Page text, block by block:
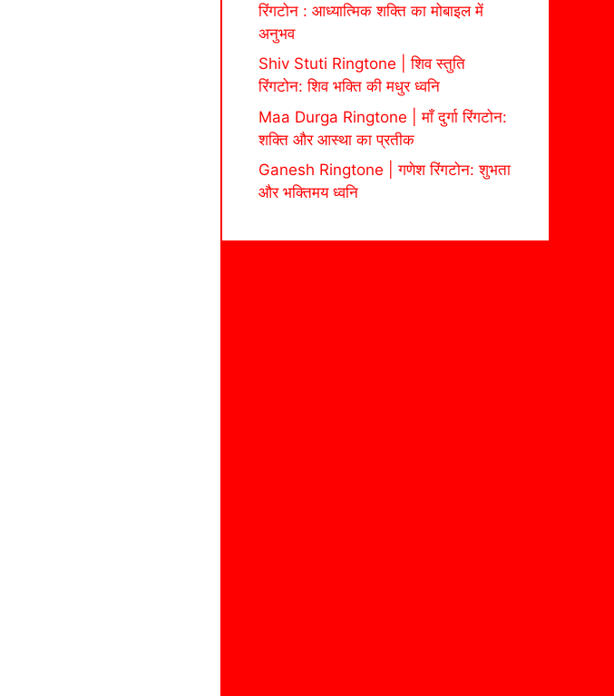
रिंगटोन : आध्यात्मिक शक्ति का मोबाइल में
अनुभव
Shiv Stuti Ringtone | शिव स्तुति
रिंगटोन: शिव भक्ति की मधुर ध्वनि
Maa Durga Ringtone | माँ दुर्गा रिंगटोन:
शक्ति और आस्था का प्रतीक
Ganesh Ringtone | गणेश रिंगटोन: शुभता
और भक्तिमय ध्वनि